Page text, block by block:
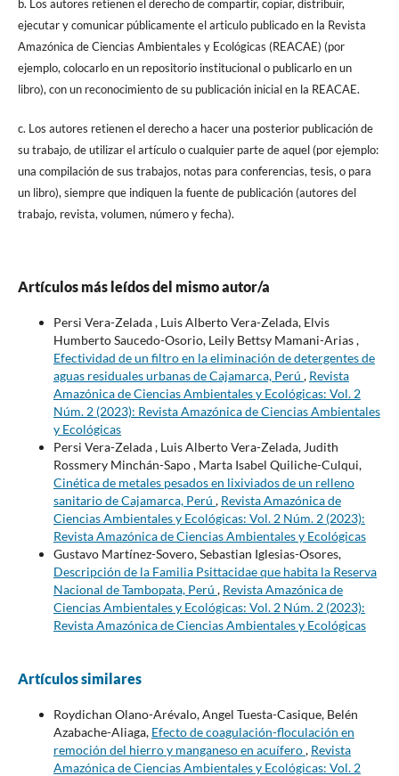
b. Los autores retienen el derecho de compartir, copiar, distribuir,
ejecutar y comunicar públicamente el articulo publicado en la Revista
Amazónica de Ciencias Ambientales y Ecológicas (REACAE) (por
ejemplo, colocarlo en un repositorio institucional o publicarlo en un
libro), con un reconocimiento de su publicación inicial en la REACAE.
c. Los autores retienen el derecho a hacer una posterior publicación de
su trabajo, de utilizar el artículo o cualquier parte de aquel (por ejemplo:
una compilación de sus trabajos, notas para conferencias, tesis, o para
un libro), siempre que indiquen la fuente de publicación (autores del
trabajo, revista, volumen, número y fecha).
Artículos más leídos del mismo autor/a
Persi Vera-Zelada , Luis Alberto Vera-Zelada, Elvis
Humberto Saucedo-Osorio, Leily Bettsy Mamani-Arias ,
Efectividad de un filtro en la eliminación de detergentes de
aguas residuales urbanas de Cajamarca, Perú , Revista
Amazónica de Ciencias Ambientales y Ecológicas: Vol. 2
Núm. 2 (2023): Revista Amazónica de Ciencias Ambientales
y Ecológicas
Persi Vera-Zelada , Luis Alberto Vera-Zelada, Judith
Rossmery Minchán-Sapo , Marta Isabel Quiliche-Culqui,
Cinética de metales pesados en lixiviados de un relleno
sanitario de Cajamarca, Perú , Revista Amazónica de
Ciencias Ambientales y Ecológicas: Vol. 2 Núm. 2 (2023):
Revista Amazónica de Ciencias Ambientales y Ecológicas
Gustavo Martínez-Sovero, Sebastian Iglesias-Osores,
Descripción de la Familia Psittacidae que habita la Reserva
Nacional de Tambopata, Perú , Revista Amazónica de
Ciencias Ambientales y Ecológicas: Vol. 2 Núm. 2 (2023):
Revista Amazónica de Ciencias Ambientales y Ecológicas
Artículos similares
Roydichan Olano-Arévalo, Angel Tuesta-Casique, Belén
Azabache-Aliaga, Efecto de coagulación-floculación en
remoción del hierro y manganeso en acuífero, Revista
Amazónica de Ciencias Ambientales y Ecológicas: Vol. 2